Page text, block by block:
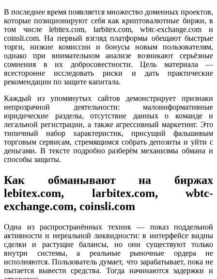
В последнее время появляется множество доменных проектов,
которые позиционируют себя как криптовалютные биржи, в
том числе lebitex.com, larbitex.com, wbtc-exchange.com и
coinsli.com. На первый взгляд платформы обещают быстрые
торги, низкие комиссии и бонусы новым пользователям,
однако при внимательном анализе возникают серьёзные
сомнения в их добросовестности. Цель материала —
всесторонне исследовать риски и дать практические
рекомендации по защите капитала.
Каждый из упомянутых сайтов демонстрирует признаки
непрозрачной деятельности: малоинформативные
юридические разделы, отсутствие данных о команде и
легальной регистрации, а также агрессивный маркетинг. Это
типичный набор характеристик, присущий фальшивым
торговым сервисам, стремящимся собрать депозиты и уйти с
деньгами. В тексте подробно разберём механизмы обмана и
способы защиты.
Как обманывают на биржах
lebitex.com, larbitex.com, wbtc-
exchange.com, coinsli.com
Одна из распространённых техник — показ поддельной
активности и нереальной ликвидности: в интерфейсе видны
сделки и растущие балансы, но они существуют только
внутри системы, а реальные рыночные ордера не
исполняются. Пользователь думает, что зарабатывает, пока не
пытается вывести средства. Тогда начинаются задержки и